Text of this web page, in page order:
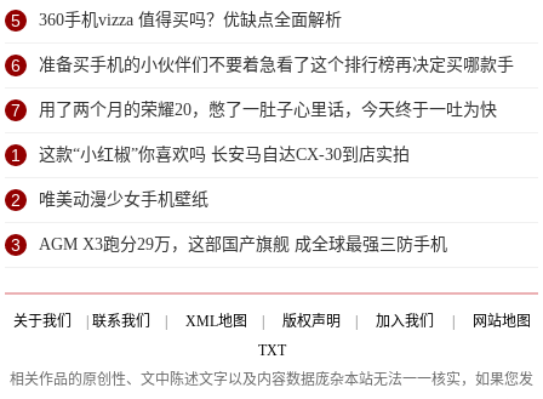
5 360手机vizza 值得买吗？优缺点全面解析
6 准备买手机的小伙伴们不要着急看了这个排行榜再决定买哪款手
机吧
7 用了两个月的荣耀20，憋了一肚子心里话，今天终于一吐为快
1 这款“小红椒”你喜欢吗 长安马自达CX-30到店实拍
2 唯美动漫少女手机壁纸
3 AGM X3跑分29万，这部国产旗舰 成全球最强三防手机
关于我们 联系我们 XML地图 版权声明 加入我们
网站地图
TXT
相关作品的原创性、文中陈述文字以及内容数据庞杂本站无法一一核实，如果您发